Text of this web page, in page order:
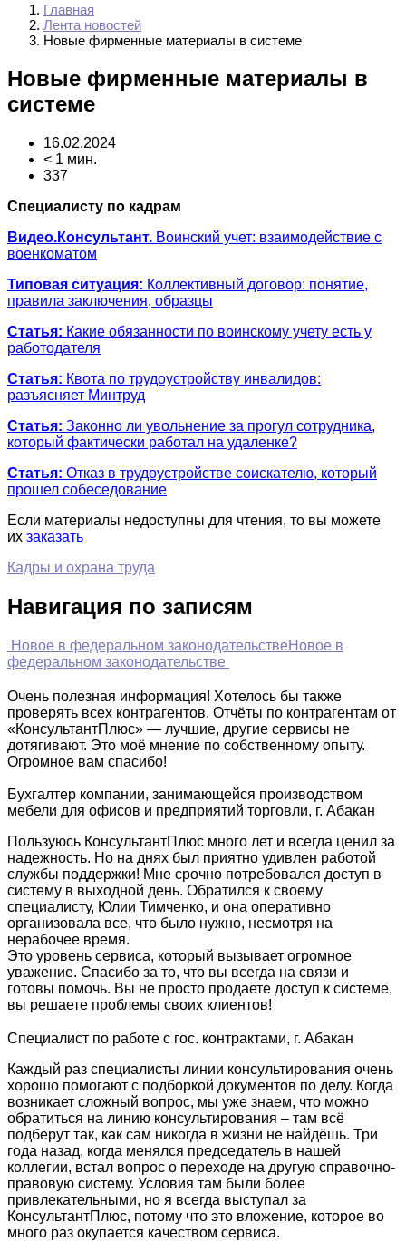
Главная
Лента новостей
Новые фирменные материалы в системе
Новые фирменные материалы в
системе
16.02.2024
< 1 мин.
337
Специалисту по кадрам
Видео.Консультант. Воинский учет: взаимодействие с
военкоматом
Типовая ситуация: Коллективный договор: понятие,
правила заключения, образцы
Статья: Какие обязанности по воинскому учету есть у
работодателя
Статья: Квота по трудоустройству инвалидов:
разъясняет Минтруд
Статья: Законно ли увольнение за прогул сотрудника,
который фактически работал на удаленке?
Статья: Отказ в трудоустройстве соискателю, который
прошел собеседование
Если материалы недоступны для чтения, то вы можете
их заказать
Кадры и охрана труда
Навигация по записям
Новое в федеральном законодательствеНовое в
федеральном законодательстве
Очень полезная информация! Хотелось бы также
проверять всех контрагентов. Отчёты по контрагентам от
«КонсультантПлюс» — лучшие, другие сервисы не
дотягивают. Это моё мнение по собственному опыту.
Огромное вам спасибо!
Бухгалтер компании, занимающейся производством
мебели для офисов и предприятий торговли, г. Абакан
Пользуюсь КонсультантПлюс много лет и всегда ценил за
надежность. Но на днях был приятно удивлен работой
службы поддержки! Мне срочно потребовался доступ в
систему в выходной день. Обратился к своему
специалисту, Юлии Тимченко, и она оперативно
организовала все, что было нужно, несмотря на
нерабочее время.
Это уровень сервиса, который вызывает огромное
уважение. Спасибо за то, что вы всегда на связи и
готовы помочь. Вы не просто продаете доступ к системе,
вы решаете проблемы своих клиентов!
Специалист по работе с гос. контрактами, г. Абакан
Каждый раз специалисты линии консультирования очень
хорошо помогают с подборкой документов по делу. Когда
возникает сложный вопрос, мы уже знаем, что можно
обратиться на линию консультирования – там всё
подберут так, как сам никогда в жизни не найдёшь. Три
года назад, когда менялся председатель в нашей
коллегии, встал вопрос о переходе на другую справочно-
правовую систему. Условия там были более
привлекательными, но я всегда выступал за
КонсультантПлюс, потому что это вложение, которое во
много раз окупается качеством сервиса.